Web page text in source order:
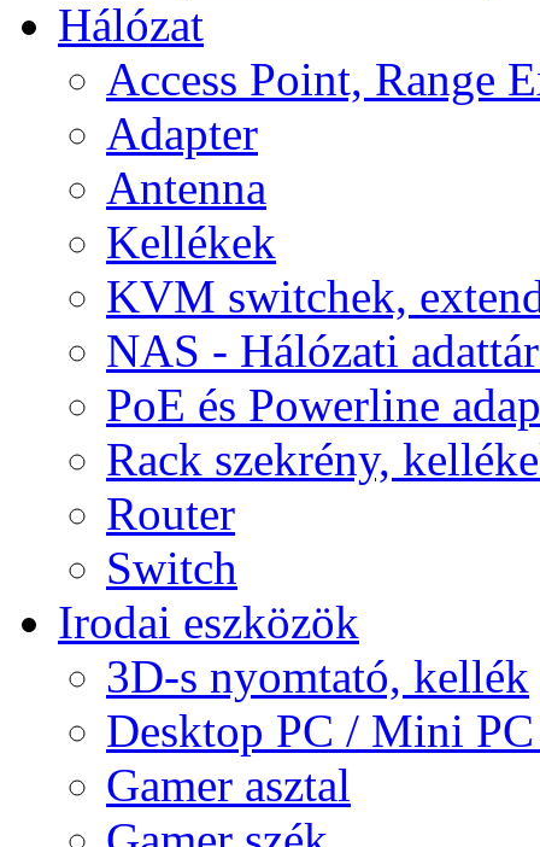
Hálózat
Access Point, Range
Adapter
Antenna
Kellékek
KVM switchek,
NAS - Hálózati
PoE és Powerline
Rack szekrény,
Router
Switch
Irodai eszközök
3D-s nyomtató, kellék
Desktop PC / Mini
Gamer asztal